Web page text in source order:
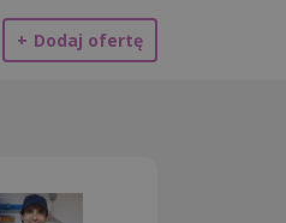
+ Dodaj ofertę